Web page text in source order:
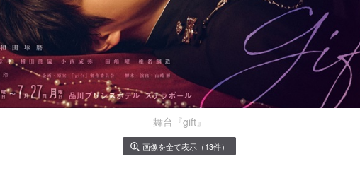
舞台『gift』
画像を全て表示（13件）